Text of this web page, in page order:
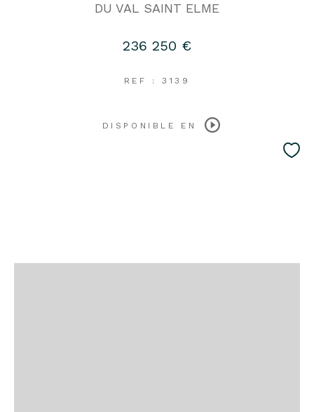
DU VAL SAINT ELME
236 250 €
REF : 3139
DISPONIBLE EN